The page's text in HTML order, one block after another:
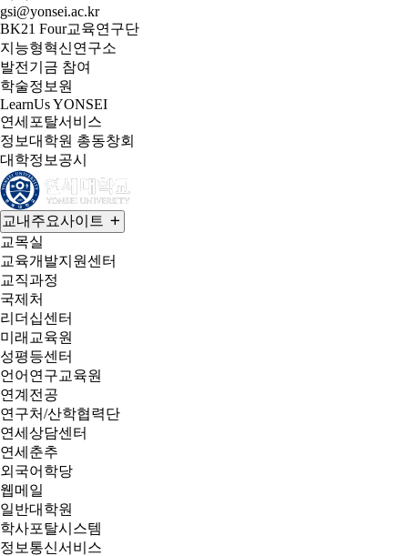
gsi@yonsei.ac.kr
BK21 Four교육연구단
지능형혁신연구소
발전기금 참여
학술정보원
LearnUs YONSEI
연세포탈서비스
정보대학원 총동창회
대학정보공시
교내주요사이트
교목실
교육개발지원센터
교직과정
국제처
리더십센터
미래교육원
성평등센터
언어연구교육원
연계전공
연구처/산학협력단
연세상담센터
연세춘추
외국어학당
웹메일
일반대학원
학사포탈시스템
정보통신서비스